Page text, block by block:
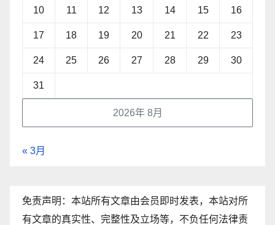
2026年 8月
10 11 12 13 14 15 16
17 18 19 20 21 22 23
24 25 26 27 28 29 30
31
« 3月
免责声明：本站所有文章由会员即时发表，本站对所
有文章的真实性、完整性及立场等，不负任何法律责